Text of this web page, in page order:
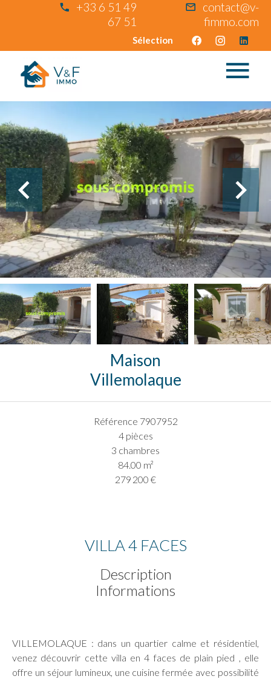
+33 6 51 49
67 51
contact@v-
fimmo.com
Sélection
Maison
Villemolaque
Référence 7907952
4 pièces
3 chambres
84.00 m²
279 200 €
VILLA 4 FACES
Description
Informations
VILLEMOLAQUE : dans un quartier calme et résidentiel,
venez découvrir cette villa en 4 faces de plain pied , elle
offre un séjour lumineux, une cuisine fermée avec possibilité